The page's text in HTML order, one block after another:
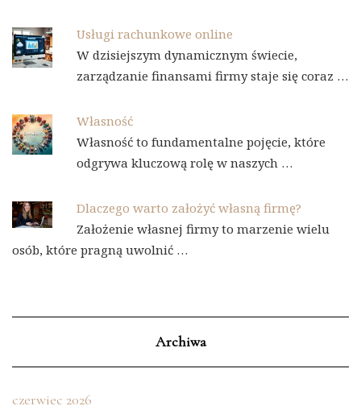
Usługi rachunkowe online
W dzisiejszym dynamicznym świecie,
zarządzanie finansami firmy staje się coraz …
Własność
Własność to fundamentalne pojęcie, które
odgrywa kluczową rolę w naszych …
Dlaczego warto założyć własną firmę?
Założenie własnej firmy to marzenie wielu
osób, które pragną uwolnić …
Archiwa
czerwiec 2026